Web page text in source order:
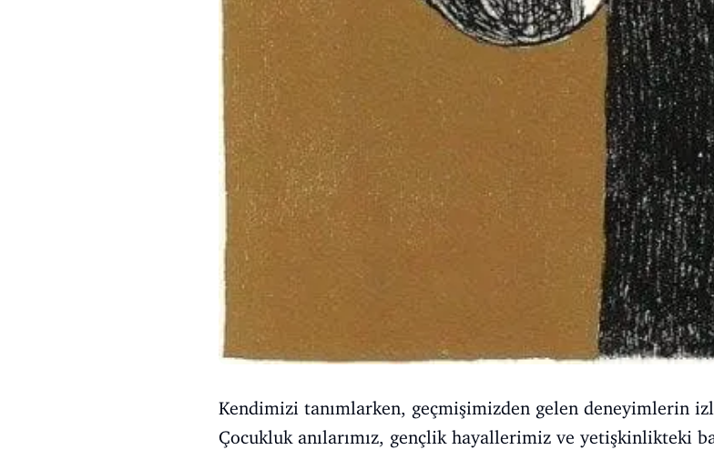
Kendimizi tanımlarken, geçmişimizden gelen deneyimlerin
Çocukluk anılarımız, gençlik hayallerimiz ve yetişkinlikteki